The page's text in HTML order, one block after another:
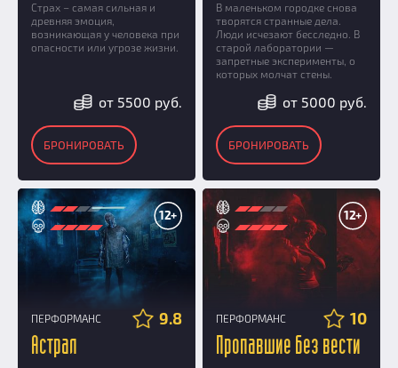
Страх – самая сильная и
древняя эмоция,
возникающая у человека при
опасности или угрозе жизни.
от 5500 руб.
БРОНИРОВАТЬ
В маленьком городке снова
творятся странные дела.
Люди исчезают бесследно. В
старой лаборатории —
запретные эксперименты, о
которых молчат стены.
от 5000 руб.
БРОНИРОВАТЬ
12+
ПЕРФОРМАНС 9.8
Астрал
12+
ПЕРФОРМАНС 10
Пропавшие без вести